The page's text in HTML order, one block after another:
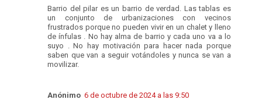
Barrio del pilar es un barrio de verdad. Las tablas es
un conjunto de urbanizaciones con vecinos
frustrados porque no pueden vivir en un chalet y lleno
de ínfulas . No hay alma de barrio y cada uno va a lo
suyo . No hay motivación para hacer nada porque
saben que van a seguir votándoles y nunca se van a
movilizar.
Anónimo 6 de octubre de 2024 a las 9:50